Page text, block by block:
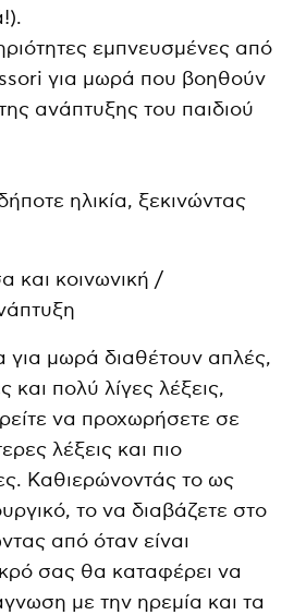
εμπνευσμένες από
για μωρά που βοηθούν
ανάπτυξης του παιδιού
ηλικία, ξεκινώντας
και κοινωνική /
για μωρά διαθέτουν απλές,
και πολύ λίγες λέξεις,
να προχωρήσετε σε
λέξεις και πιο
Καθιερώνοντάς το ως
το να διαβάζετε στο
από όταν είναι
σας θα καταφέρει να
με την ηρεμία και τα